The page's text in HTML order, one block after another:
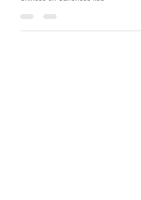
1978 zijn wij al een begrip in ons